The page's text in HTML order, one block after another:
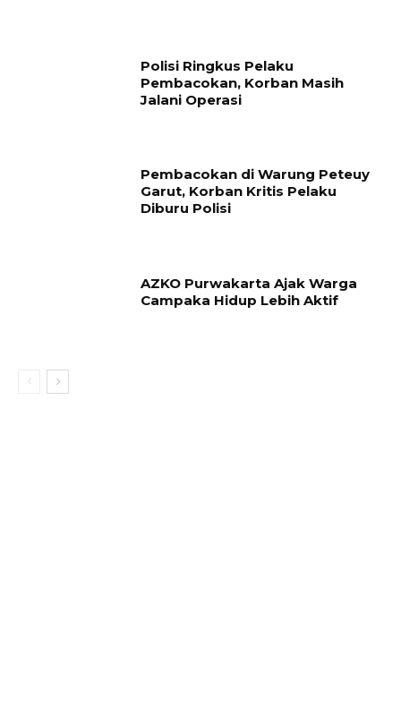
Polisi Ringkus Pelaku
Pembacokan, Korban Masih
Jalani Operasi
Pembacokan di Warung Peteuy
Garut, Korban Kritis Pelaku
Diburu Polisi
AZKO Purwakarta Ajak Warga
Campaka Hidup Lebih Aktif